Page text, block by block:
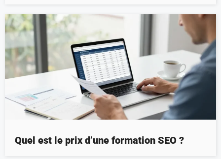
Quel est le prix d’une formation SEO ?